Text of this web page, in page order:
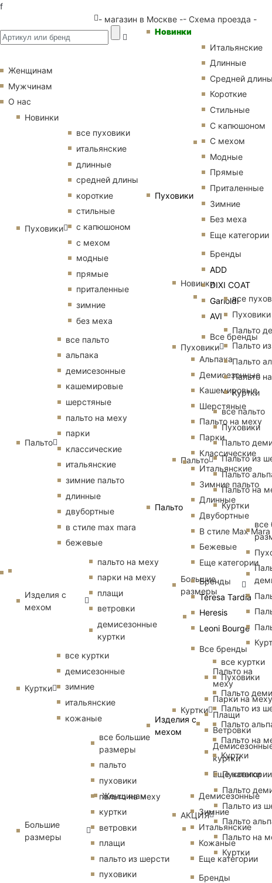
f
- магазин в Москве -- Схема проезда -
Женщинам
Новинки
Пуховики
Итальянские
Длинные
Средней длины
Короткие
Стильные
С капюшоном
С мехом
Модные
Прямые
Приталенные
Зимние
Без меха
Еще категории
Бренды
ADD
DIXI COAT
Garioldi
AVI
Все бренды
Пальто
Альпака
Демисезонные
Кашемировые
Шерстяные
Пальто на меху
Парки
Классические
Итальянские
Зимние пальто
Длинные
Двубортные
В стиле Max Mara
Бежевые
Еще категории
Бренды
Teresa Tardia
Heresis
Leoni Bourge
Все бренды
Изделия с
мехом
Пальто на
меху
Парки на меху
Плащи
Ветровки
куртки
Еще категории
Демисезонные
Зимние
Итальянские
Кожаные
Еще категории
Бренды
Женщинам
Мужчинам
О нас
Новинки
Пуховики
все пуховики
итальянские
длинные
средней длины
короткие
стильные
с капюшоном
с мехом
модные
прямые
приталенные
зимние
без меха
Пальто
все пальто
альпака
демисезонные
кашемировые
шерстяные
пальто на меху
парки
классические
итальянские
зимние пальто
длинные
двубортные
в стиле max mara
бежевые
Изделия с
мехом
пальто на меху
парки на меху
плащи
ветровки
демисезонные
куртки
Куртки
все куртки
демисезонные
зимние
итальянские
кожаные
Большие
размеры
все большие
размеры
пальто
пуховики
пальто на меху
куртки
ветровки
плащи
пальто из шерсти
пуховики
Новинки
Пуховики
все
Пуховики
Пальто
Пальто
Пальто
Пальто
Куртки
Пальто
все пальто
Пуховики
Пальто
Пальто из
Пальто
Пальто на
Куртки
Большие
размеры
все
Куртки
все куртки
Пуховики
Пальто
Пальто из
Пальто
Пальто на
Куртки
АКЦИЯ
Пуховики
Пальто
Пальто из
Пальто
Пальто на
Куртки